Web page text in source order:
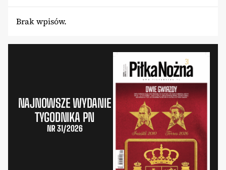
Brak wpisów.
NAJNOWSZE WYDANIE
TYGODNIKA PN
NR 31/2026